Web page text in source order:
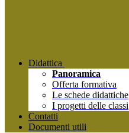
Didattica
Panoramica
Offerta formativa
Le schede didattiche
I progetti delle classi
Contatti
Documenti utili